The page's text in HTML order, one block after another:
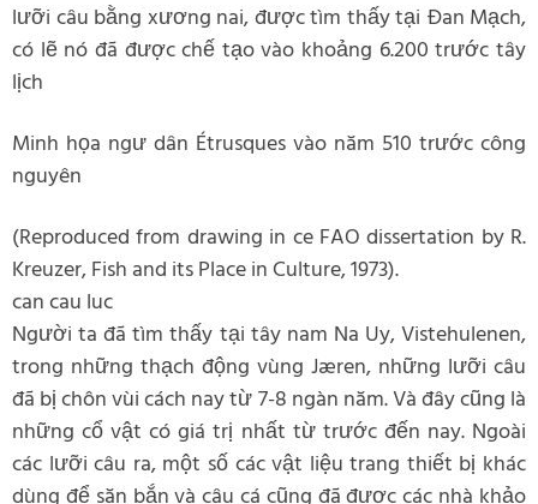
lưỡi câu bằng xương nai, được tìm thấy tại Đan Mạch,
có lẽ nó đã được chế tạo vào khoảng 6.200 trước tây
lịch
Minh họa ngư dân Étrusques vào năm 510 trước công
nguyên
(Reproduced from drawing in ce FAO dissertation by R.
Kreuzer, Fish and its Place in Culture, 1973).
can cau luc
Người ta đã tìm thấy tại tây nam Na Uy, Vistehulenen,
trong những thạch động vùng Jæren, những lưỡi câu
đã bị chôn vùi cách nay từ 7-8 ngàn năm. Và đây cũng là
những cổ vật có giá trị nhất từ trước đến nay. Ngoài
các lưỡi câu ra, một số các vật liệu trang thiết bị khác